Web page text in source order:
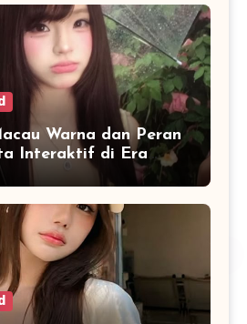
Warna dan Peran
Interaktif di Era
Modern